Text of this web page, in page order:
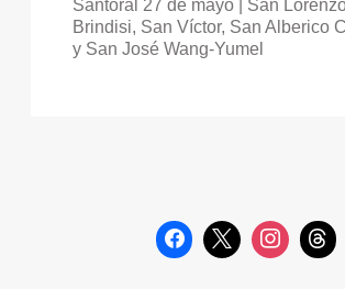
Santoral 27 de mayo | San
Brindisi, San Víctor, San Alberico
y San José Wang-Yumel